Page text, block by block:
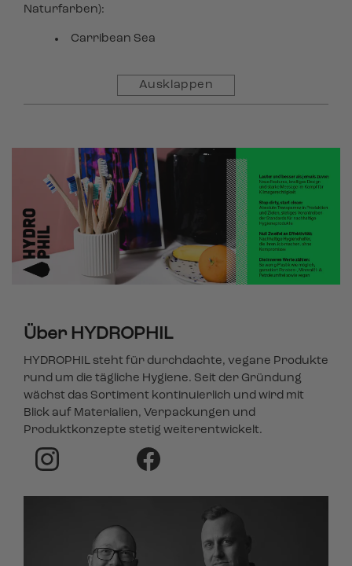
Naturfarben):
Carribean Sea
Ausklappen
Über HYDROPHIL
HYDROPHIL steht für durchdachte, vegane Produkte
rund um die tägliche Hygiene. Seit der Gründung
wächst das Sortiment kontinuierlich und wird mit
Blick auf Materialien, Verpackungen und
Produktkonzepte stetig weiterentwickelt.